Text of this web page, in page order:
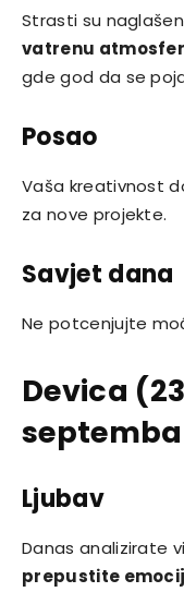
Strasti su
vatrenu
gde god da se
Posao
Vaša kreativnost
za nove projekte.
Savjet dana
Ne potcenjujte
Devica
Ljubav
Danas analizirate
prepustite